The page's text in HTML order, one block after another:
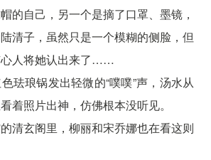
的自己，另一个是摘了口罩、墨镜，
清子，虽然只是一个模糊的侧脸，但
人将她认出来了……
珐琅锅发出轻微的“噗噗”声，汤水从
着照片出神，仿佛根本没听见。
清玄阁里，柳丽和宋乔娜也在看这则